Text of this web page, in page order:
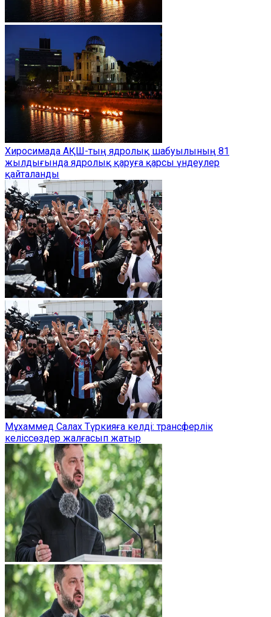
Хиросимада АҚШ-тың ядролық шабуылының 81
жылдығында ядролық қаруға қарсы үндеулер
қайталанды
Мұхаммед Салах Түркияға келді: трансферлік
келіссөздер жалғасып жатыр